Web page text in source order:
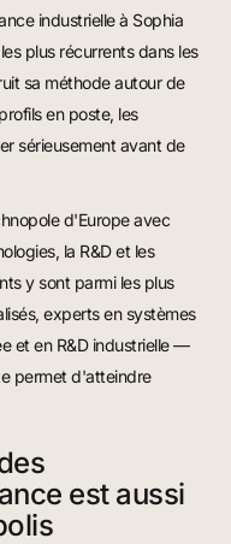
industrielle à Sophia
plus récurrents dans les
sa méthode autour de
en poste, les
sérieusement avant de
d'Europe avec
la R&D et les
y sont parmi les plus
experts en systèmes
et en R&D industrielle —
permet d'atteindre
est aussi